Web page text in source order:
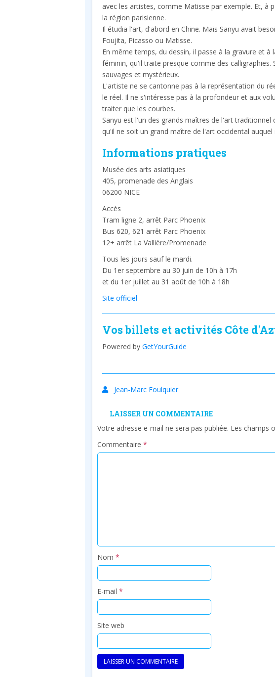
avec les artistes, comme Matisse par exemple. Et, à
la région parisienne.
Il étudia l'art, d'abord en Chine. Mais Sanyu avait
Foujita, Picasso ou Matisse.
En même temps, du dessin, il passe à la gravure et
féminin, qu'il traite presque comme des calligraphies.
sauvages et mystérieux.
L'artiste ne se cantonne pas à la représentation du
le réel. Il ne s'intéresse pas à la profondeur et aux
traiter que les courbes.
Sanyu est l'un des grands maîtres de l'art
qu'il ne soit un grand maître de l'art occidental
Informations pratiques
Musée des arts asiatiques
405, promenade des Anglais
06200 NICE
Accès
Tram ligne 2, arrêt Parc Phoenix
Bus 620, 621 arrêt Parc Phoenix
12+ arrêt La Vallière/Promenade
Tous les jours sauf le mardi.
Du 1er septembre au 30 juin de 10h à 17h
et du 1er juillet au 31 août de 10h à 18h
Site officiel
Vos billets et activités Côte
Powered by GetYourGuide
Jean-Marc Foulquier
LAISSER UN COMMENTAIRE
Votre adresse e-mail ne sera pas publiée. Les champs
Commentaire *
Nom *
E-mail *
Site web